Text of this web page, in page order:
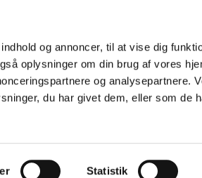
og annoncer, til at vise dig
oplysninger om din brug af vores
og analysepartnere.
du har givet dem, eller som de
Statistik
Privatlivspolitik Log på ChurchDesk